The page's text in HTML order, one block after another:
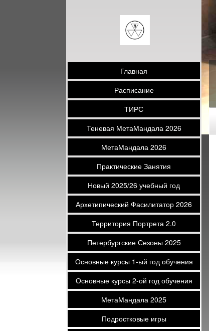
Главная
Расписание
ТИРС
Теневая МетаМандала 2026
МетаМандала 2026
Практические Занятия
Новый 2025/26 учебный год
Архетипический Фасилитатор 2026
Территория Портрета 2.0
Петербургские Сезоны 2025
Основные курсы 1-ый год обучения
Основные курсы 2-ой год обучения
МетаМандала 2025
Подростковые игры